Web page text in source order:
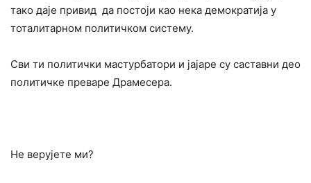
тако даје привид да постоји као нека демократија у
тоталитарном политичком систему.
Сви ти политички мастурбатори и јајаре су саставни део
политичке преваре Драмесера.
Не верујете ми?